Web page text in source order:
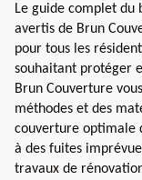
Le guide complet
avertis de Brun
pour tous les
souhaitant protéger
Brun Couverture
méthodes et des
couverture optimale
à des fuites
travaux de